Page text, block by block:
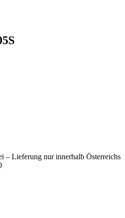
– Lieferung nur innerhalb Österreichs